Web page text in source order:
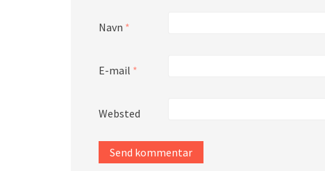
Navn *
E-mail *
Websted